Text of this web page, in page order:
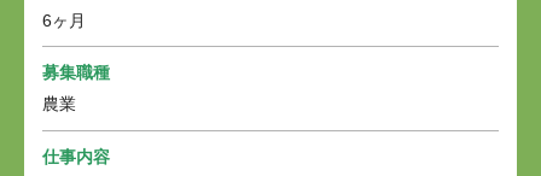
6ヶ月
募集職種
農業
仕事内容